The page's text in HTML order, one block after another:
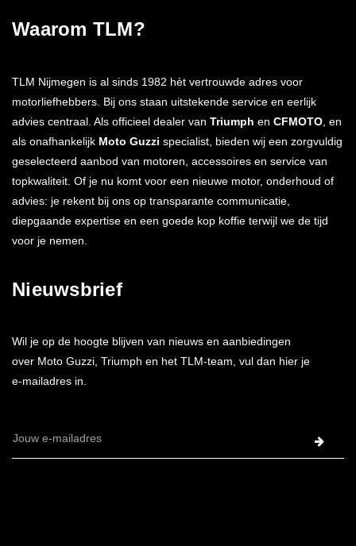
Waarom TLM?
TLM Nijmegen is al sinds 1982 hèt vertrouwde adres voor
motorliefhebbers. Bij ons staan uitstekende service en eerlijk
advies centraal. Als officieel dealer van Triumph en CFMOTO , en
als onafhankelijk Moto Guzzi specialist, bieden wij een zorgvuldig
geselecteerd aanbod van motoren, accessoires en service van
topkwaliteit. Of je nu komt voor een nieuwe motor, onderhoud of
advies: je rekent bij ons op transparante communicatie,
diepgaande expertise en een goede kop koffie terwijl we de tijd
voor je nemen.
Nieuwsbrief
Wil je op de hoogte blijven van nieuws en aanbiedingen
over Moto Guzzi, Triumph en het TLM-team, vul dan hier je
e-mailadres in.
E-